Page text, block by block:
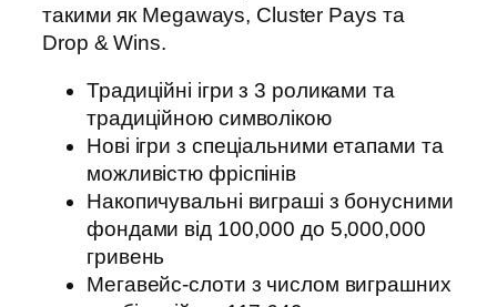
такими як Megaways, Cluster Pays та
Drop & Wins.
Традиційні ігри з 3 роликами та
традиційною символікою
Нові ігри з спеціальними етапами та
можливістю фріспінів
Накопичувальні виграші з бонусними
фондами від 100,000 до 5,000,000
гривень
Мегавейс-слоти з числом виграшних